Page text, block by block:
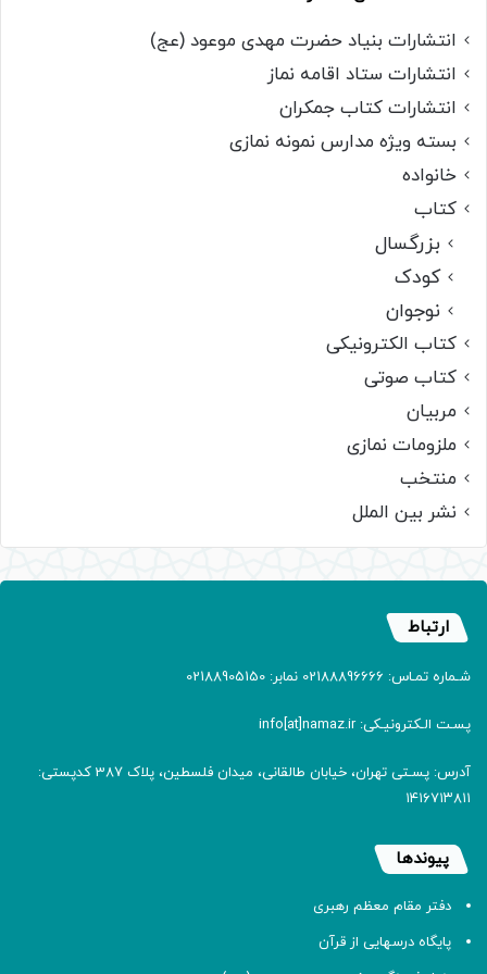
انتشارات بنیاد حضرت مهدی موعود (عج)
انتشارات ستاد اقامه نماز
انتشارات کتاب جمکران
بسته ویژه مدارس نمونه نمازی
خانواده
کتاب
بزرگسال
کودک
نوجوان
کتاب الکترونیکی
کتاب صوتی
مربیان
ملزومات نمازی
منتخب
نشر بین الملل
ارتباط
شـماره تمـاس: 02188896666 نمابر: 02188905150
پسـت الـکترونیـکی: info[at]namaz.ir
آدرس: پسـتی تهران، خیابان طالقانی، میدان فلسطین، پلاک 387 کدپستی:
۱۴۱۶۷۱۳۸۱۱
پیوندها
دفتر مقام معظم رهبری
پایگاه درسهایی از قرآن